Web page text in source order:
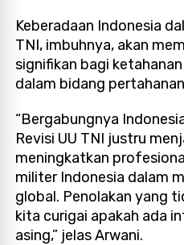
Keberadaan Indonesia
TNI, imbuhnya, akan
signifikan bagi
dalam bidang
“Bergabungnya
Revisi UU TNI justru
meningkatkan
militer Indonesia dalam
global. Penolakan yang
kita curigai apakah ada
asing,” jelas Arwani.